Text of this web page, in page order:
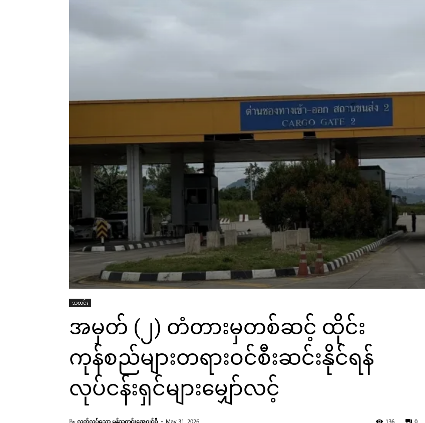
သတင်း
အမှတ် (၂) တံတားမှတစ်ဆင့် ထိုင်း
ကုန်စည်များတရားဝင်စီးဆင်းနိုင်ရန်
လုပ်ငန်းရှင်များမျှော်လင့်
By လွတ်လပ်သော မွန်သတင်းအေဂျင်စီ May 31, 2026 0
136